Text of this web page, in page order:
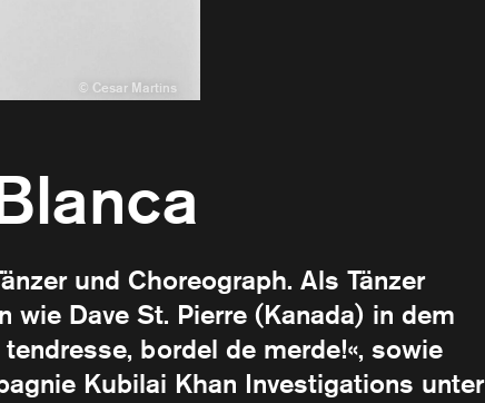
und Choreograph. Als Tänzer
wie Dave St. Pierre (Kanada) in dem
bordel de merde!«, sowie
Kubilai Khan Investigations unter